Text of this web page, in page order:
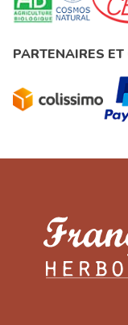
PARTENAIRES